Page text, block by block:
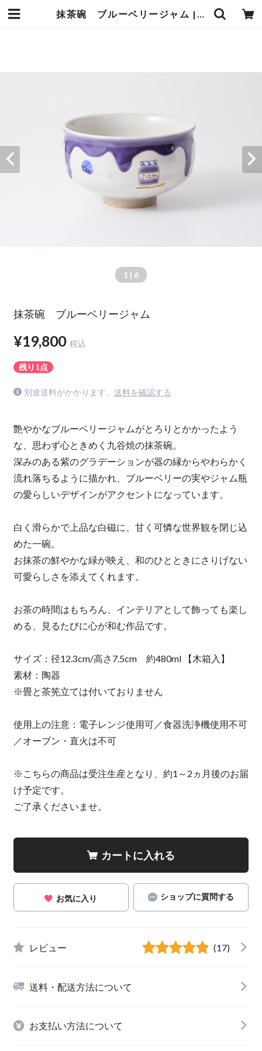
抹茶碗 ブルーベリージャム | 虚空蔵窯｜石川県能美市の九谷焼の窯元。九谷焼の製造販売（通販）を行っております。
1 | 6
抹茶碗 ブルーベリージャム
¥19,800 税込
残り1点
別途送料がかかります。 送料を確認する
艶やかなブルーベリージャムがとろりとかかったよう
な、思わず心ときめく九谷焼の抹茶碗。
深みのある紫のグラデーションが器の縁からやわらかく
流れ落ちるように描かれ、ブルーベリーの実やジャム瓶
の愛らしいデザインがアクセントになっています。
白く滑らかで上品な白磁に、甘く可憐な世界観を閉じ込
めた一碗。
お抹茶の鮮やかな緑が映え、和のひとときにさりげない
可愛らしさを添えてくれます。
お茶の時間はもちろん、インテリアとして飾っても楽し
める、見るたびに心が和む作品です。
サイズ：径12.3cm/高さ7.5cm 約480ml 【木箱入】
素材：陶器
※畳と茶筅立ては付いておりません
使用上の注意：電子レンジ使用可／食器洗浄機使用不可
／オーブン・直火は不可
※こちらの商品は受注生産となり、約1～2ヵ月後のお届
け予定です。
ご了承くださいませ。
カートに入れる
お気に入り ショップに質問する
レビュー (17)
送料・配送方法について
お支払い方法について